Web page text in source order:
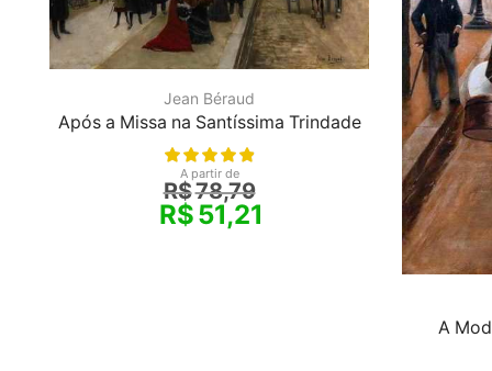
Jean Béraud
Após a Missa na Santíssima Trindade
A partir de
R$78,79
R$51,21
A